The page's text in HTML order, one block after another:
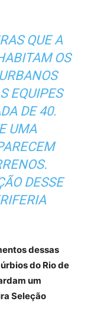
QUE A
OS
EQUIPES
DE 40.
UMA
DESSE
dessas
do Rio de
um
Seleção